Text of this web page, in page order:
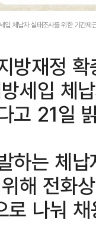
입 체납자 실태조사를 위한 기간
방재정
세입 체
고 21일
하는 체
해 전화
로 나눠 채